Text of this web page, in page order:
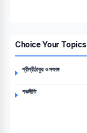
Choice Your Topics
শ্রীশ্রীঠাকুর ও সৎসঙ্গ
পঞ্চনীতি